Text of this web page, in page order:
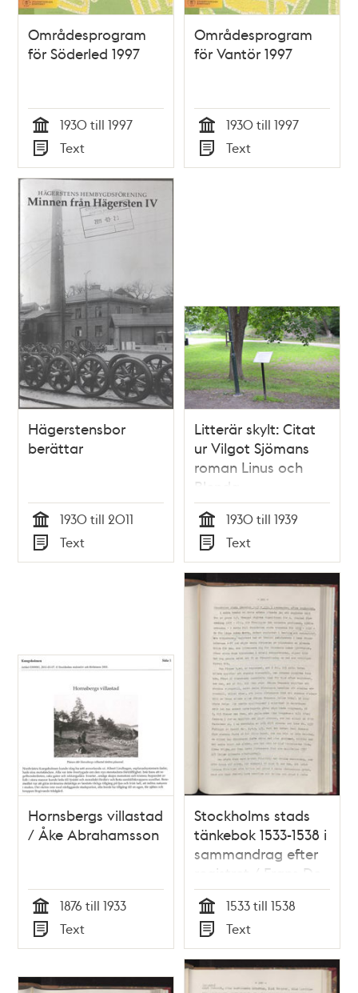
Områdesprogram
för Söderled 1997
Tid
1930 till 1997
Typ
Text
Områdesprogram
för Vantör 1997
Tid
1930 till 1997
Typ
Text
Hägerstensbor
berättar
Tid
1930 till 2011
Typ
Text
Litterär skylt: Citat
ur Vilgot Sjömans
roman Linus och
Blenda
Tid
1930 till 1939
Typ
Text
Hornsbergs villastad
/ Åke Abrahamsson
Tid
1876 till 1933
Typ
Text
Stockholms stads
tänkebok 1533-1538 i
sammandrag efter
registret / Frans De
Brun
Tid
1533 till 1538
Typ
Text